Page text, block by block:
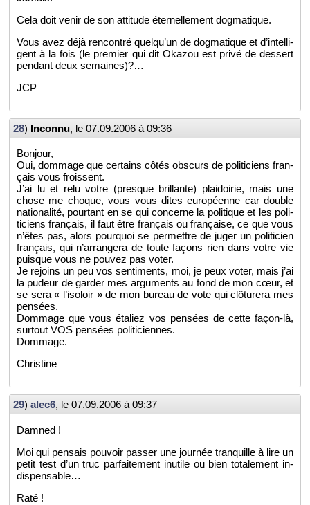
Cela doit venir de son at­ti­tude éter­nel­le­ment dog­ma­tique.
Vous avez déjà ren­con­tré quel­qu’un de dog­ma­tique et d’in­tel­li­
gent à la fois (le pre­mier qui dit Oka­zou est privé de des­sert
pen­dant deux se­maines)?…
JCP
28) In­connu, le 07.09.2006 à 09:36
Bon­jour,
Oui, dom­mage que cer­tains côtés obs­curs de po­li­ti­ciens fran­
çais vous froissent.
J’ai lu et relu votre (presque brillante) plai­doi­rie, mais une
chose me choque, vous vous dites eu­ro­péenne car double
na­tio­na­lité, pour­tant en se qui concerne la po­li­tique et les po­li­
ti­ciens fran­çais, il faut être fran­çais ou fran­çaise, ce que vous
n’êtes pas, alors pour­quoi se per­mettre de juger un po­li­ti­cien
fran­çais, qui n’ar­ran­gera de toute fa­çons rien dans votre vie
puisque vous ne pou­vez pas voter.
Je re­joins un peu vos sen­ti­ments, moi, je peux voter, mais j’ai
la pu­deur de gar­der mes ar­gu­ments au fond de mon cœur, et
se sera « l’iso­loir » de mon bu­reau de vote qui clô­tu­rera mes
pen­sées.
Dom­mage que vous éta­liez vos pen­sées de cette fa­çon-là,
sur­tout VOS pen­sées po­li­ti­ciennes.
Dom­mage.
Chris­tine
29) alec6, le 07.09.2006 à 09:37
Dam­ned !
Moi qui pen­sais pou­voir pas­ser une jour­née tran­quille à lire un
petit test d’un truc par­fai­te­ment in­utile ou bien to­ta­le­ment in­
dis­pen­sable…
Raté !